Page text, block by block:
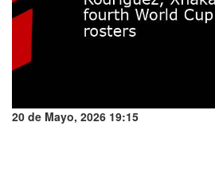
20 de Mayo, 2026 19:15